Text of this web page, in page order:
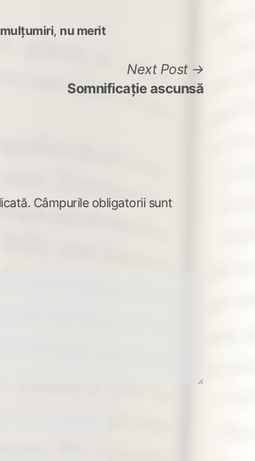
mulțumiri, nu merit
Next Post
post:
Somnificaţie ascunsă
Câmpurile obligatorii sunt